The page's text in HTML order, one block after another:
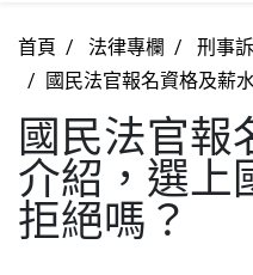
首頁 法律專欄
刑事
國民法官報名資格及薪水
國民法官報
介紹，選上
拒絕嗎？